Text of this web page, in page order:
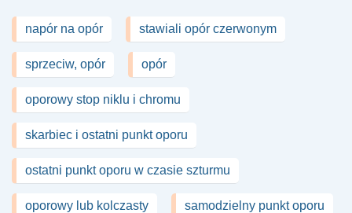
napór na opór stawiali opór czerwonym
sprzeciw, opór opór
oporowy stop niklu i chromu
skarbiec i ostatni punkt oporu
ostatni punkt oporu w czasie szturmu
oporowy lub kolczasty samodzielny punkt oporu